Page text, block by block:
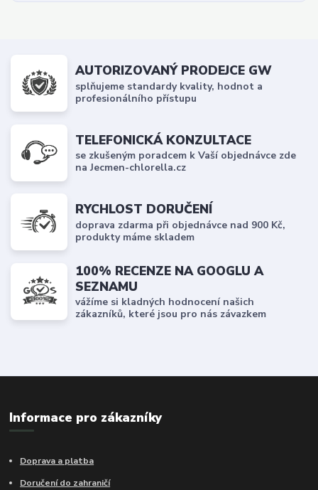
AUTORIZOVANÝ PRODEJCE GW
splňujeme standardy kvality, hodnot a
profesionálního přístupu
TELEFONICKÁ KONZULTACE
se zkušeným poradcem k Vaší objednávce zde
na Jecmen-chlorella.cz
RYCHLOST DORUČENÍ
doprava zdarma při objednávce nad 900 Kč,
produkty máme skladem
100% RECENZE NA GOOGLU A
SEZNAMU
vážíme si kladných hodnocení našich
zákazníků, které jsou pro nás závazkem
Informace pro zákazníky
Doprava a platba
Doručení do zahraničí